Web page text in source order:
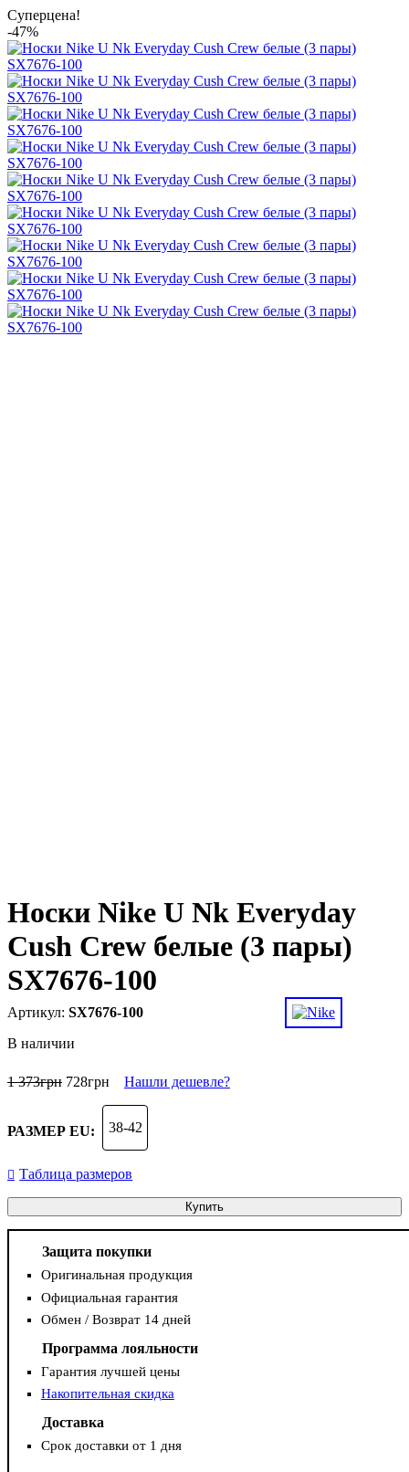
Суперцена!
-47%
Носки Nike U Nk Everyday
Cush Crew белые (3 пары)
SX7676-100
SX7676-100
В наличии
1 373грн 728грн Нашли дешевле?
РАЗМЕР EU: 38-42
Таблица размеров
Купить
Защита покупки
Оригинальная продукция
Официальная гарантия
Обмен / Возврат 14 дней
Программа лояльности
Гарантия лучшей цены
Накопительная скидка
Доставка
Срок доставки от 1 дня